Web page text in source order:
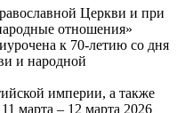
Церкви и при
отношения»
к 70-летию со дня
и народной
империи, а также
марта – 12 марта 2026